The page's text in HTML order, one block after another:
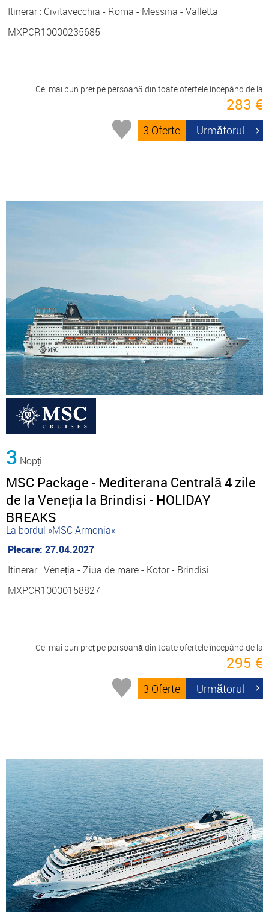
Itinerar : Civitavecchia - Roma - Messina - Valletta
MXPCR10000235685
Cel mai bun preț pe persoană din toate ofertele începând de la
283 €
3 Oferte Următorul
3 Nopți
MSC Package - Mediterana Centrală 4 zile
de la Veneția la Brindisi - HOLIDAY
BREAKS
La bordul »MSC Armonia«
Plecare: 27.04.2027
Itinerar : Veneția - Ziua de mare - Kotor - Brindisi
MXPCR10000158827
Cel mai bun preț pe persoană din toate ofertele începând de la
295 €
3 Oferte Următorul